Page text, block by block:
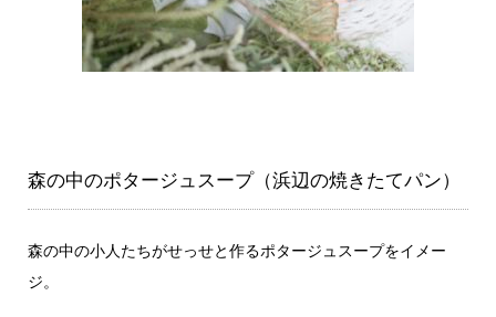
森の中のポタージュスープ（浜辺の焼きたてパン）
森の中の小人たちがせっせと作るポタージュスープをイメー
ジ。